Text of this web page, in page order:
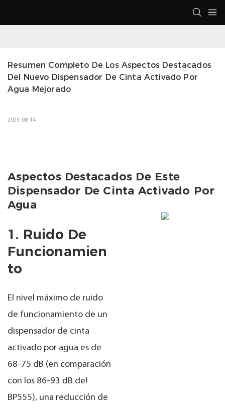
Resumen Completo De Los Aspectos Destacados
Del Nuevo Dispensador De Cinta Activado Por
Agua Mejorado
2025-08-14
Aspectos Destacados De Este
Dispensador De Cinta Activado Por
Agua
1. Ruido De
Funcionamien
To
El nivel máximo de ruido
de funcionamiento de un
dispensador de cinta
activado por agua es de
68-75 dB (en comparación
con los 86-93 dB del
BP555), una reducción de